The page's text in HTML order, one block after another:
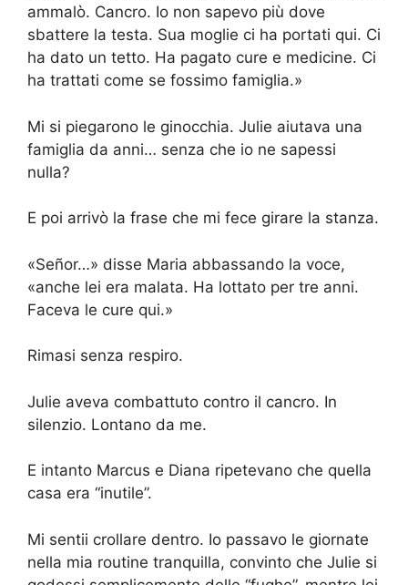
ammalò. Cancro. Io non sapevo più dove
sbattere la testa. Sua moglie ci ha portati qui. Ci
ha dato un tetto. Ha pagato cure e medicine. Ci
ha trattati come se fossimo famiglia.»
Mi si piegarono le ginocchia. Julie aiutava una
famiglia da anni… senza che io ne sapessi
nulla?
E poi arrivò la frase che mi fece girare la stanza.
«Señor…» disse Maria abbassando la voce,
«anche lei era malata. Ha lottato per tre anni.
Faceva le cure qui.»
Rimasi senza respiro.
Julie aveva combattuto contro il cancro. In
silenzio. Lontano da me.
E intanto Marcus e Diana ripetevano che quella
casa era “inutile”.
Mi sentii crollare dentro. Io passavo le giornate
nella mia routine tranquilla, convinto che Julie si